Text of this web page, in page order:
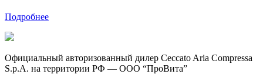
Подробнее
Официальный авторизованный дилер Ceccato Aria Compressa
S.p.A. на территории РФ — ООО “ПроВита”